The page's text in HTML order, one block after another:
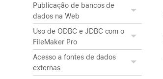
Publicação de bancos de
dados na Web
Uso de ODBC e JDBC com o
FileMaker Pro
Acesso a fontes de dados
externas